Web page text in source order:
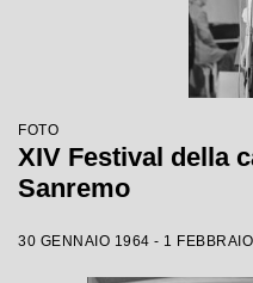
FOTO
XIV Festival della
Sanremo
30 GENNAIO 1964 - 1